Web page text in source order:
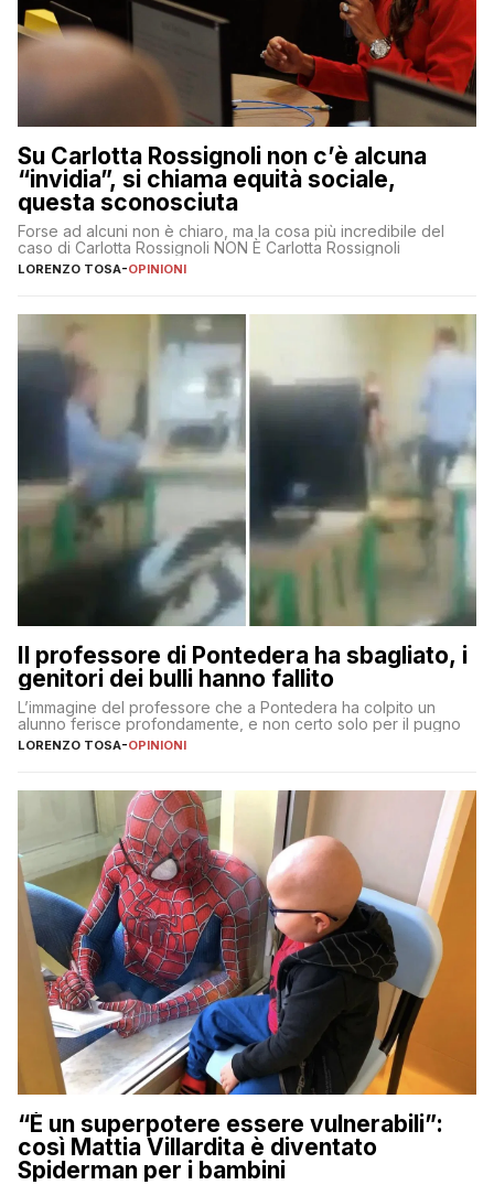
Su Carlotta Rossignoli non c’è alcuna
“invidia”, si chiama equità sociale,
questa sconosciuta
Forse ad alcuni non è chiaro, ma la cosa più incredibile del
caso di Carlotta Rossignoli NON È Carlotta Rossignoli
LORENZO TOSA-OPINIONI
Il professore di Pontedera ha sbagliato, i
genitori dei bulli hanno fallito
L’immagine del professore che a Pontedera ha colpito un
alunno ferisce profondamente, e non certo solo per il pugno
LORENZO TOSA-OPINIONI
“È un superpotere essere vulnerabili”:
così Mattia Villardita è diventato
Spiderman per i bambini